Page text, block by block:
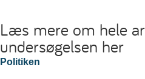
Læs mere om hele
undersøgelsen her
Politiken